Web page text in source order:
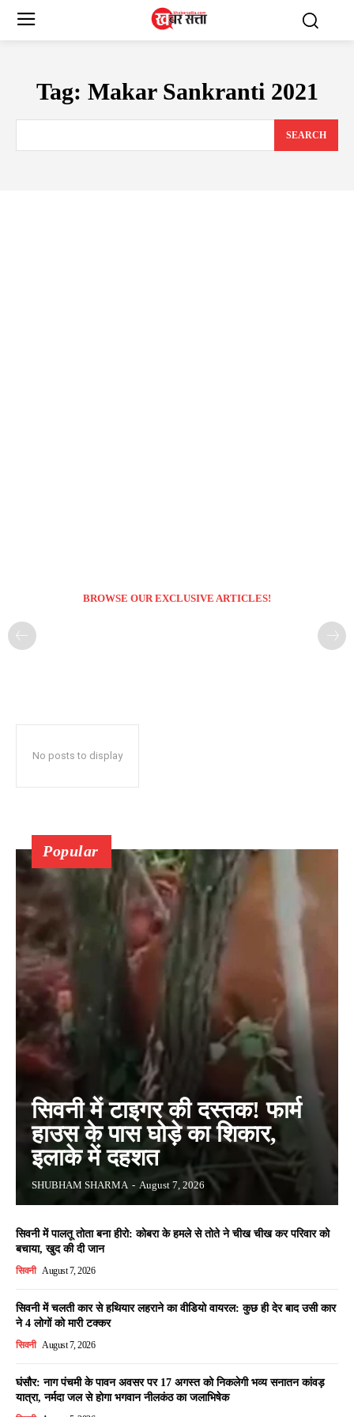
Tag: Makar Sankranti 2021
SEARCH
BROWSE OUR EXCLUSIVE ARTICLES!
No posts to display
Popular
सिवनी में टाइगर की दस्तक! फार्म
हाउस के पास घोड़े का शिकार,
इलाके में दहशत
SHUBHAM SHARMA - August 7, 2026
सिवनी में पालतू तोता बना हीरो: कोबरा के हमले से तोते ने चीख चीख कर परिवार को
बचाया, खुद की दी जान
सिवनी August 7, 2026
सिवनी में चलती कार से हथियार लहराने का वीडियो वायरल: कुछ ही देर बाद उसी कार
ने 4 लोगों को मारी टक्कर
सिवनी August 7, 2026
घंसौर: नाग पंचमी के पावन अवसर पर 17 अगस्त को निकलेगी भव्य सनातन कांवड़
यात्रा, नर्मदा जल से होगा भगवान नीलकंठ का जलाभिषेक